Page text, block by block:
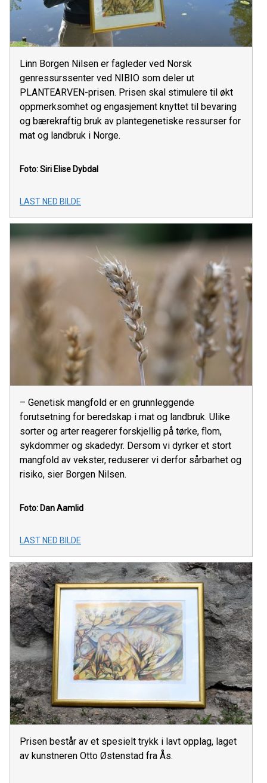
Linn Borgen Nilsen er fagleder ved Norsk
genressurssenter ved NIBIO som deler ut
PLANTEARVEN-prisen. Prisen skal stimulere til økt
oppmerksomhet og engasjement knyttet til bevaring
og bærekraftig bruk av plantegenetiske ressurser for
mat og landbruk i Norge.
Foto: Siri Elise Dybdal
LAST NED BILDE
– Genetisk mangfold er en grunnleggende
forutsetning for beredskap i mat og landbruk. Ulike
sorter og arter reagerer forskjellig på tørke, flom,
sykdommer og skadedyr. Dersom vi dyrker et stort
mangfold av vekster, reduserer vi derfor sårbarhet og
risiko, sier Borgen Nilsen.
Foto: Dan Aamlid
LAST NED BILDE
Prisen består av et spesielt trykk i lavt opplag, laget
av kunstneren Otto Østenstad fra Ås.